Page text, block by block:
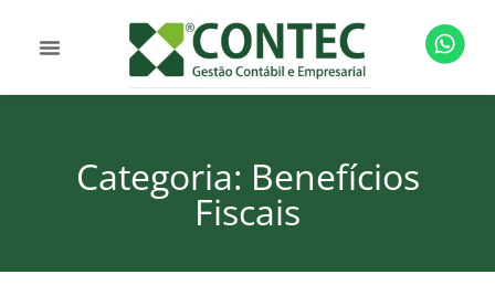
Categoria: Benefícios
Fiscais